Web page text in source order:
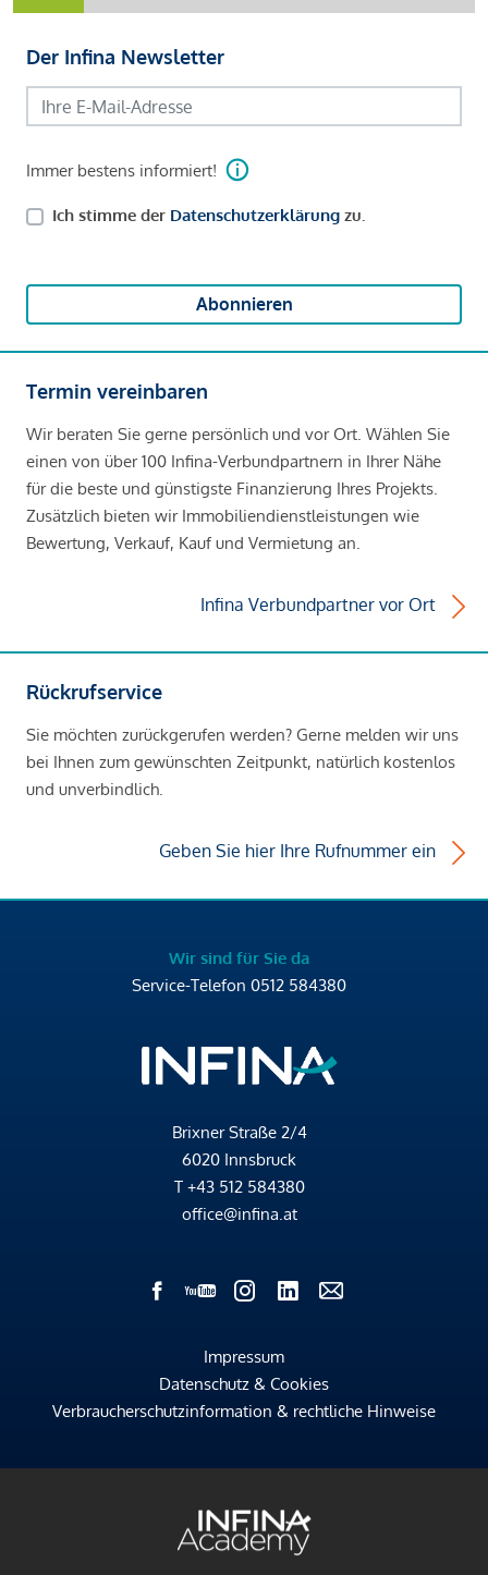
Der Infina Newsletter
Immer bestens informiert!
Ich stimme der Datenschutzerklärung zu.
Abonnieren
Termin vereinbaren
Wir beraten Sie gerne persönlich und vor Ort. Wählen Sie
einen von über 100 Infina-Verbundpartnern in Ihrer Nähe
für die beste und günstigste Finanzierung Ihres Projekts.
Zusätzlich bieten wir Immobiliendienstleistungen wie
Bewertung, Verkauf, Kauf und Vermietung an.
Infina Verbundpartner vor Ort
Rückrufservice
Sie möchten zurückgerufen werden? Gerne melden wir uns
bei Ihnen zum gewünschten Zeitpunkt, natürlich kostenlos
und unverbindlich.
Geben Sie hier Ihre Rufnummer ein
Wir sind für Sie da
Service-Telefon 0512 584380
Brixner Straße 2/4
6020 Innsbruck
T +43 512 584380
office@infina.at
Impressum
Datenschutz & Cookies
Verbraucherschutzinformation & rechtliche Hinweise